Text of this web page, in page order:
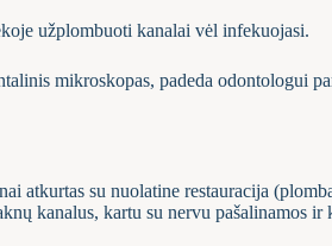
užplombuoti kanalai vėl infekuojasi.
mikroskopas, padeda odontologui
su nuolatine restauracija
kanalus, kartu su nervu pašalinamos